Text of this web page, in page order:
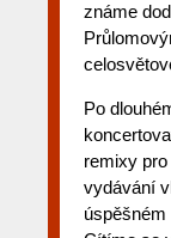
známe
Po
remixy
vydávání